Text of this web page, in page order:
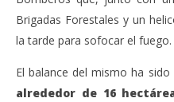
Brigadas Forestales y un
la tarde para sofocar el fuego.
El balance del mismo ha sido
alrededor de 16